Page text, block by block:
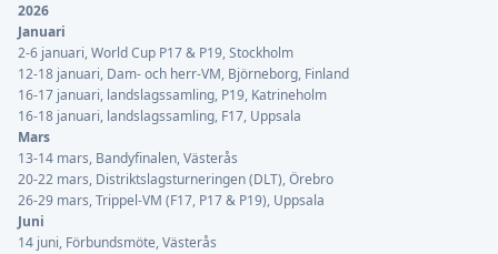
2026
Januari
2-6 januari, World Cup P17 & P19, Stockholm
12-18 januari, Dam- och herr-VM, Björneborg, Finland
16-17 januari, landslagssamling, P19, Katrineholm
16-18 januari, landslagssamling, F17, Uppsala
Mars
13-14 mars, Bandyfinalen, Västerås
20-22 mars, Distriktslagsturneringen (DLT), Örebro
26-29 mars, Trippel-VM (F17, P17 & P19), Uppsala
Juni
14 juni, Förbundsmöte, Västerås